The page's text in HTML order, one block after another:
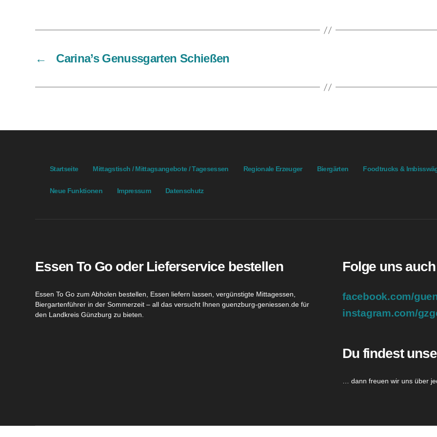
← Carina’s Genussgarten Schießen
Startseite Mittagstisch / Mittagsangebote / Tagesessen Regionale Erzeuger Biergärten Foodtrucks &
Neue Funktionen Impressum Datenschutz
Essen To Go oder Lieferservice bestellen
Essen To Go zum Abholen bestellen, Essen liefern lassen, vergünstigte Mittagessen,
Biergartenführer in der Sommerzeit – all das versucht Ihnen guenzburg-geniessen.de für
den Landkreis Günzburg zu bieten.
Folge uns
facebook.com/
instagram.com/
Du findest
… dann freuen wir uns über